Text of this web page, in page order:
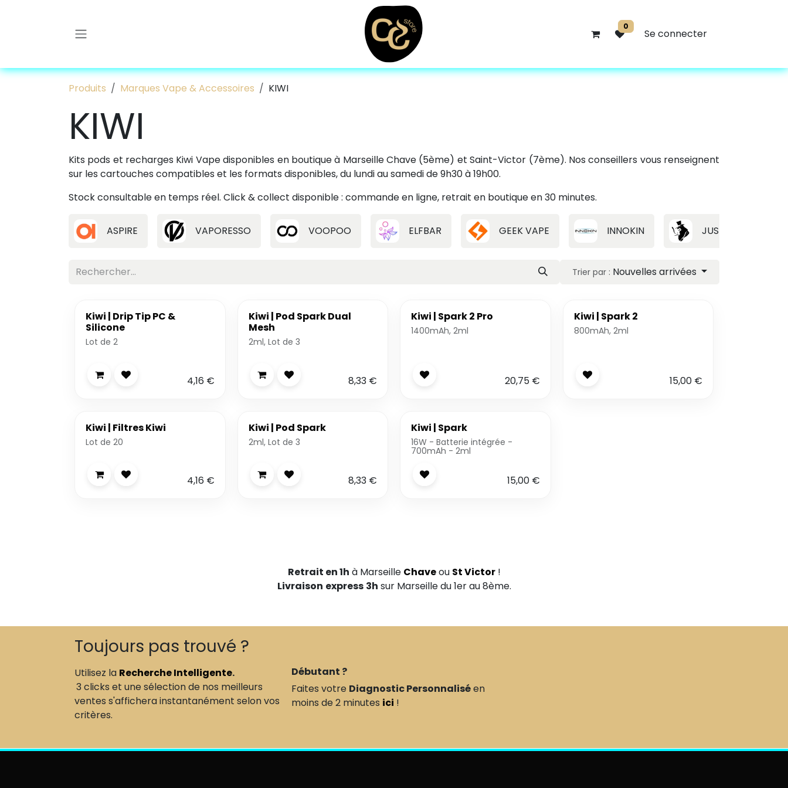
0
Se connecter
Produits Marques Vape & Accessoires KIWI
KIWI
Kits pods et recharges Kiwi Vape disponibles en boutique à Marseille Chave (5ème) et Saint-Victor (7ème). Nos conseillers vous renseignent
sur les cartouches compatibles et les formats disponibles, du lundi au samedi de 9h30 à 19h00.
Stock consultable en temps réel. Click & collect disponible : commande en ligne, retrait en boutique en 30 minutes.
ASPIRE VAPORESSO VOOPOO ELFBAR GEEK VAPE INNOKIN JUSTFOG
Trier par : Nouvelles arrivées
Kiwi | Drip Tip PC &
Silicone
Lot de 2
4,16 €
Kiwi | Pod Spark Dual
Mesh
2ml, Lot de 3
8,33 €
Kiwi | Spark 2 Pro
1400mAh, 2ml
20,75€
Kiwi | Spark 2
800mAh, 2ml
15,00 €
Kiwi | Filtres Kiwi
Lot de 20
4,16 €
Kiwi | Pod Spark
2ml, Lot de 3
8,33 €
Kiwi | Spark
16W - Batterie intégrée -
700mAh - 2ml
15,00€
Retrait en 1h à Marseille Chaveou St Victor!
Livraison express 3h sur Marseille du 1er au 8ème.
Toujours pas trouvé ?
Utilisez la Recherche Intelligente.
3 clicks et une sélection de nos meilleurs
ventes s'affichera instantanément selon vos
critères.
Débutant ?
Faites votre Diagnostic Personnaliséen
moins de 2 minutes ici !